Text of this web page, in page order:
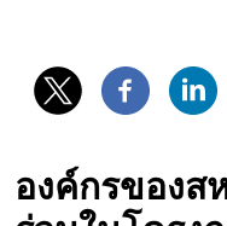
องค์กรของส